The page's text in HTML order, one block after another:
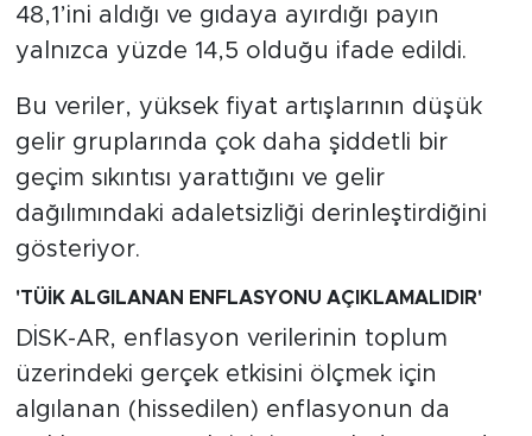
48,1’ini aldığı ve gıdaya ayırdığı payın
yalnızca yüzde 14,5 olduğu ifade edildi.
Bu veriler, yüksek fiyat artışlarının düşük
gelir gruplarında çok daha şiddetli bir
geçim sıkıntısı yarattığını ve gelir
dağılımındaki adaletsizliği derinleştirdiğini
gösteriyor.
'TÜİK ALGILANAN ENFLASYONU AÇIKLAMALIDIR'
DİSK-AR, enflasyon verilerinin toplum
üzerindeki gerçek etkisini ölçmek için
algılanan (hissedilen) enflasyonun da